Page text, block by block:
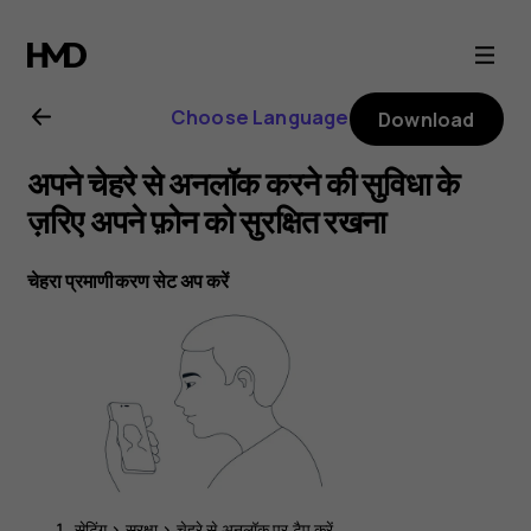
Nokia
C01
Plus
user
guide
Choose Language Download
अपने चेहरे से अनलॉक करने की सुविधा के
ज़रिए अपने फ़ोन को सुरक्षित रखना
चेहरा प्रमाणीकरण सेट अप करें